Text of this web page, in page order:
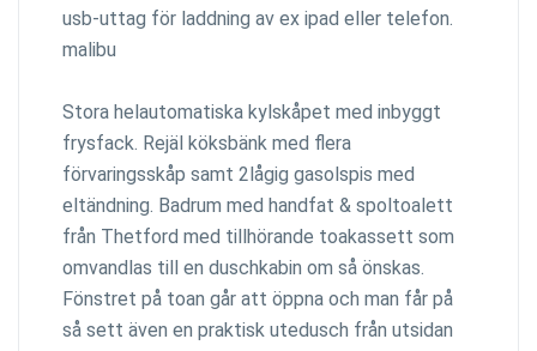
usb-uttag för laddning av ex ipad eller telefon.
malibu
Stora helautomatiska kylskåpet med inbyggt
frysfack. Rejäl köksbänk med flera
förvaringsskåp samt 2lågig gasolspis med
eltändning. Badrum med handfat & spoltoalett
från Thetford med tillhörande toakassett som
omvandlas till en duschkabin om så önskas.
Fönstret på toan går att öppna och man får på
så sett även en praktisk utedusch från utsidan